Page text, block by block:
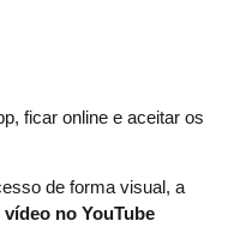
ficar online e aceitar os
de forma visual, a
no YouTube